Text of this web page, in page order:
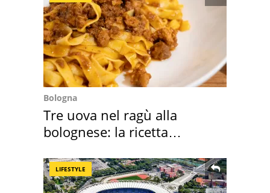
Bologna
Tre uova nel ragù alla
bolognese: la ricetta
LIFESTYLE